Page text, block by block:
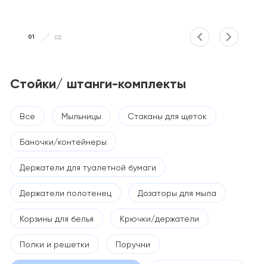
01 02
Стойки/ штанги-комплекты
Все Мыльницы Стаканы для щеток
Баночки/контейнеры
Держатели для туалетной бумаги
Держатели полотенец Дозаторы для мыла
Корзины для белья Крючки/держатели
Полки и решетки Поручни